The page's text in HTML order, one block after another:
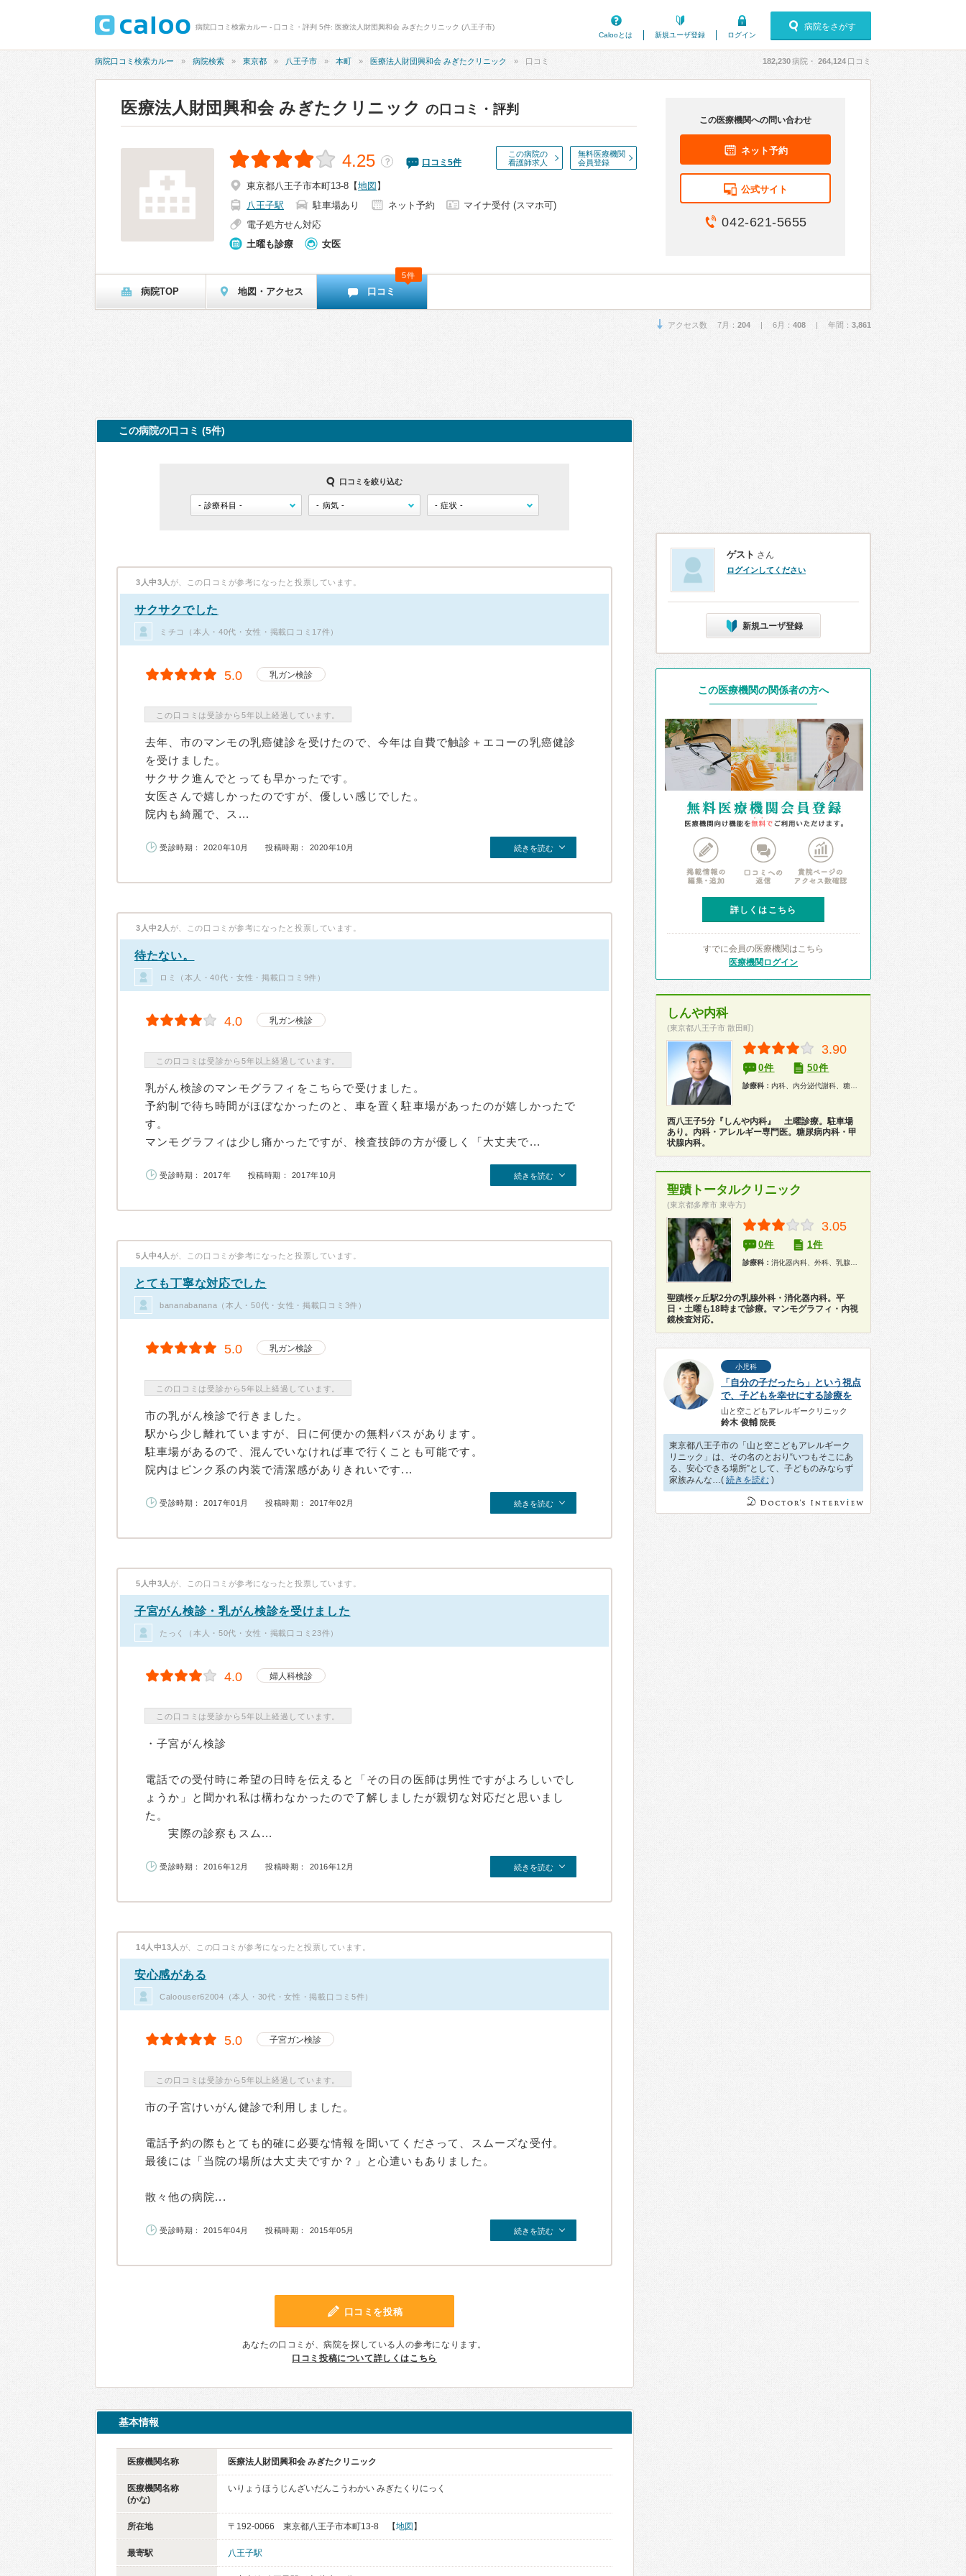
病院口コミ検索カルー - 口コミ・評判 5件: 医療法人財団興和会 みぎたクリニック (八王子市)
Calooとは
新規ユーザ登録 ログイン
病院をさがす
病院口コミ検索カルー 病院検索 東京都 八王子市 本町 医療法人財団興和会 みぎたクリニック 口コミ 182,230病院・ 264,124 口コミ
医療法人財団興和会 みぎたクリニック の口コミ・評判
この病院の
看護師求人
無料医療機関
会員登録
4.25 ？ 口コミ 5件
東京都八王子市本町13-8 【地図 】
八王子駅
駐車場あり ネット予約
マイナ受付 (スマホ可)
電子処方せん対応
土曜も診療
女医
この医療機関への問い合わせ
ネット予約
公式サイト
042-621-5655
病院TOP 地図・アクセス 口コミ
5件
アクセス数 7月： 204 | 6月： 408 | 年間： 3,861
この病院の口コミ (5件)
口コミを絞り込む
3人中3人 が、この口コミが参考になったと投票しています。
サクサクでした
ミチコ（本人・40代・女性・掲載口コミ17件）
5.0 乳ガン検診
この口コミは受診から5年以上経過しています。
去年、市のマンモの乳癌健診を受けたので、今年は自費で触診＋エコーの乳癌健診
を受けました。
サクサク進んでとっても早かったです。
女医さんで嬉しかったのですが、優しい感じでした。
院内も綺麗で、ス...
受診時期： 2020年10月 投稿時期： 2020年10月 続きを読む
3人中2人 が、この口コミが参考になったと投票しています。
待たない。
ロミ（本人・40代・女性・掲載口コミ9件）
4.0 乳ガン検診
この口コミは受診から5年以上経過しています。
乳がん検診のマンモグラフィをこちらで受けました。
予約制で待ち時間がほぼなかったのと、車を置く駐車場があったのが嬉しかったで
す。
マンモグラフィは少し痛かったですが、検査技師の方が優しく「大丈夫で...
受診時期： 2017年 投稿時期： 2017年10月 続きを読む
5人中4人 が、この口コミが参考になったと投票しています。
とても丁寧な対応でした
bananabanana（本人・50代・女性・掲載口コミ3件）
5.0 乳ガン検診
この口コミは受診から5年以上経過しています。
市の乳がん検診で行きました。
駅から少し離れていますが、日に何便かの無料バスがあります。
駐車場があるので、混んでいなければ車で行くことも可能です。
院内はピンク系の内装で清潔感がありきれいです...
受診時期： 2017年01月 投稿時期： 2017年02月 続きを読む
5人中3人 が、この口コミが参考になったと投票しています。
子宮がん検診・乳がん検診を受けました
たっく（本人・50代・女性・掲載口コミ23件）
4.0 婦人科検診
この口コミは受診から5年以上経過しています。
・子宮がん検診
電話での受付時に希望の日時を伝えると「その日の医師は男性ですがよろしいでし
ょうか」と聞かれ私は構わなかったので了解しましたが親切な対応だと思いまし
た。
実際の診察もスム...
受診時期： 2016年12月 投稿時期： 2016年12月 続きを読む
14人中13人 が、この口コミが参考になったと投票しています。
安心感がある
Caloouser62004（本人・30代・女性・掲載口コミ5件）
5.0 子宮ガン検診
この口コミは受診から5年以上経過しています。
市の子宮けいがん健診で利用しました。
電話予約の際もとても的確に必要な情報を聞いてくださって、スムーズな受付。
最後には「当院の場所は大丈夫ですか？」と心遣いもありました。
散々他の病院...
受診時期： 2015年04月 投稿時期： 2015年05月 続きを読む
口コミを投稿
あなたの口コミが、病院を探している人の参考になります。
口コミ投稿について詳しくはこちら
基本情報
医療機関名称 医療法人財団興和会 みぎたクリニック
医療機関名称
(かな)
いりょうほうじんざいだんこうわかい みぎたくりにっく
所在地 〒192-0066 東京都八王子市本町13-8 【地図 】
最寄駅 八王子駅
ゲスト さん
ログインしてください
新規ユーザ登録
この医療機関の関係者の方へ
詳しくはこちら
すでに会員の医療機関はこちら
医療機関ログイン
しんや内科
(東京都八王子市 散田町)
3.90
0件 50件
診療科： 内科、内分泌代謝科、糖尿病科、アレルギー科、漢方、健康診断
西八王子5分『しんや内科』 土曜診療。駐車場
あり。内科・アレルギー専門医。糖尿病内科・甲
状腺内科。
聖蹟トータルクリニック
(東京都多摩市 東寺方)
3.05
0件 1件
診療科： 消化器内科、外科、乳腺科、肛門科、内視鏡、健康診断、人間ドック
聖蹟桜ヶ丘駅2分の乳腺外科・消化器内科。平
日・土曜も18時まで診療。マンモグラフィ・内視
鏡検査対応。
小児科
「自分の子だったら」という視点
で、子どもを幸せにする診療を
山と空こどもアレルギークリニック
鈴木 俊輔 院長
東京都八王子市の「山と空こどもアレルギーク
リニック」は、その名のとおり“いつもそこにあ
る、安心できる場所”として、子どものみならず
家族みんな…( 続きを読む )